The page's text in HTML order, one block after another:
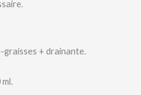
graisses + drainante.